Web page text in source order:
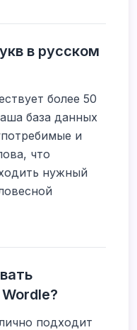
в русском
более 50
база данных
и
что
нужный
подходит